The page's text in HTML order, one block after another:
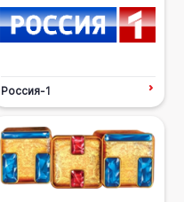
Россия-1